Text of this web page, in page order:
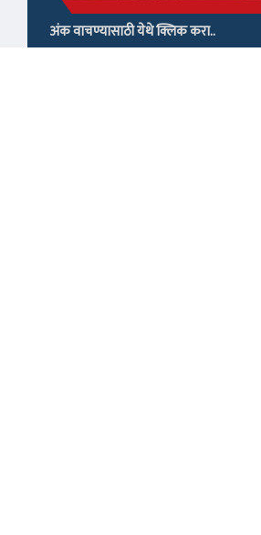
अंक वाचण्यासाठी येथे क्लिक करा..